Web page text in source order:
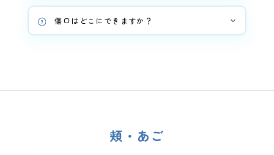
傷口はどこにできますか？
頬・あご